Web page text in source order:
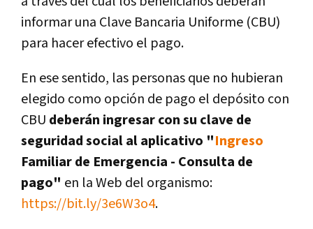
informar una Clave Bancaria Uniforme (CBU)
para hacer efectivo el pago.
En ese sentido, las personas que no hubieran
elegido como opción de pago el depósito con
CBU deberán ingresar con su clave de
seguridad social al aplicativo "Ingreso
Familiar de Emergencia - Consulta de
pago" en la Web del organismo:
https://bit.ly/3e6W3o4.